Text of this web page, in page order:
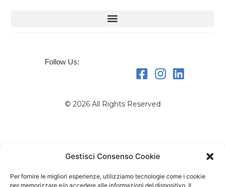
Gestisci Consenso Cookie
Per fornire le migliori esperienze, utilizziamo tecnologie come i cookie
per memorizzare e/o accedere alle informazioni del dispositivo. Il
Follow Us:
© 2026 All Rights Reserved